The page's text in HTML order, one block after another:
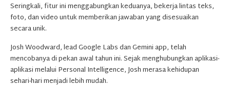
Seringkali, fitur ini menggabungkan keduanya, bekerja lintas teks,
foto, dan video untuk memberikan jawaban yang disesuaikan
secara unik.
Josh Woodward, lead Google Labs dan Gemini app, telah
mencobanya di pekan awal tahun ini. Sejak menghubungkan aplikasi-
aplikasi melalui Personal Intelligence, Josh merasa kehidupan
sehari-hari menjadi lebih mudah.